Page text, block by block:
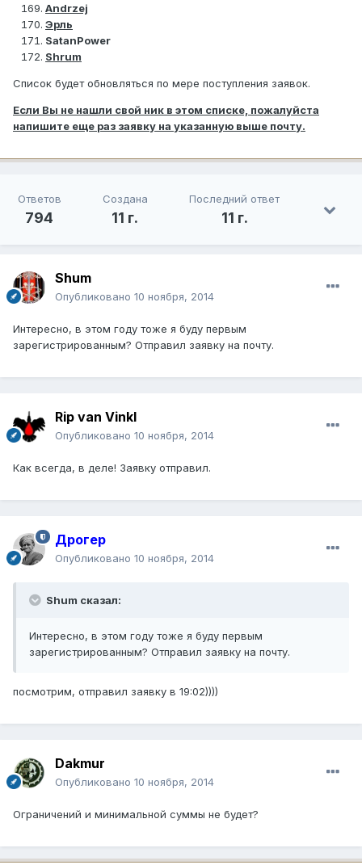
Andrzej
Эрль
SatanPower
Shrum
Список будет обновляться по мере поступления заявок.
Если Вы не нашли свой ник в этом списке, пожалуйста
напишите еще раз заявку на указанную выше почту.
Ответов
794
Создана
11 г.
Последний ответ
11 г.
Shum
Опубликовано 10 ноября, 2014
Интересно, в этом году тоже я буду первым
зарегистрированным? Отправил заявку на почту.
Rip van Vinkl
Опубликовано 10 ноября, 2014
Как всегда, в деле! Заявку отправил.
Дрогер
Опубликовано 10 ноября, 2014
Shum сказал:
Интересно, в этом году тоже я буду первым
зарегистрированным? Отправил заявку на почту.
посмотрим, отправил заявку в 19:02))))
Dakmur
Опубликовано 10 ноября, 2014
Ограничений и минимальной суммы не будет?